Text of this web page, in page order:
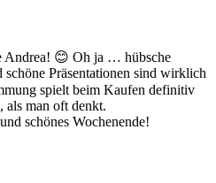
Andrea! 😊 Oh ja … hübsche
schöne Präsentationen sind wirklich
spielt beim Kaufen definitiv
als man oft denkt.
schönes Wochenende!